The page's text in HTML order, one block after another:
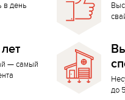
в день
— самый
до